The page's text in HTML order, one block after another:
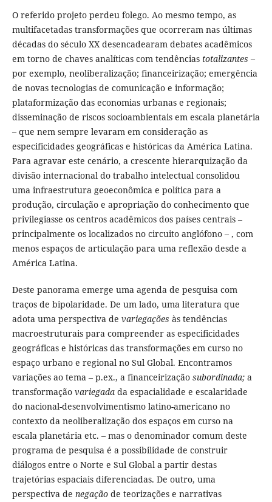
O referido projeto perdeu folego. Ao mesmo tempo, as
multifacetadas transformações que ocorreram nas últimas
décadas do século XX desencadearam debates acadêmicos
em torno de chaves analíticas com tendências totalizantes –
por exemplo, neoliberalização; financeirização; emergência
de novas tecnologias de comunicação e informação;
plataformização das economias urbanas e regionais;
disseminação de riscos socioambientais em escala planetária
– que nem sempre levaram em consideração as
especificidades geográficas e históricas da América Latina.
Para agravar este cenário, a crescente hierarquização da
divisão internacional do trabalho intelectual consolidou
uma infraestrutura geoeconômica e política para a
produção, circulação e apropriação do conhecimento que
privilegiasse os centros acadêmicos dos países centrais –
principalmente os localizados no circuito anglófono – , com
menos espaços de articulação para uma reflexão desde a
América Latina.
Deste panorama emerge uma agenda de pesquisa com
traços de bipolaridade. De um lado, uma literatura que
adota uma perspectiva de variegações às tendências
macroestruturais para compreender as especificidades
geográficas e históricas das transformações em curso no
espaço urbano e regional no Sul Global. Encontramos
variações ao tema – p.ex., a financeirização subordinada; a
transformação variegadada espacialidade e escalaridade
do nacional-desenvolvimentismo latino-americano no
contexto da neoliberalização dos espaços em curso na
escala planetária etc. – mas o denominador comum deste
programa de pesquisa é a possibilidade de construir
diálogos entre o Norte e Sul Global a partir destas
trajetórias espaciais diferenciadas. De outro, uma
perspectiva de negaçãode teorizações e narrativas